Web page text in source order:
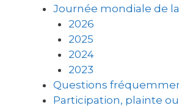
Journée mondiale de
2026
2025
2024
2023
Questions
Participation, plainte